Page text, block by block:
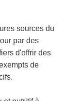
sources du
par des
d'offrir des
de